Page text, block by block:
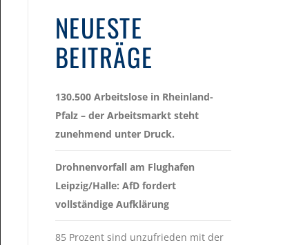
NEUESTE
BEITRÄGE
130.500 Arbeitslose in Rheinland-
Pfalz – der Arbeitsmarkt steht
zunehmend unter Druck.
Drohnenvorfall am Flughafen
Leipzig/Halle: AfD fordert
vollständige Aufklärung
85 Prozent sind unzufrieden mit der